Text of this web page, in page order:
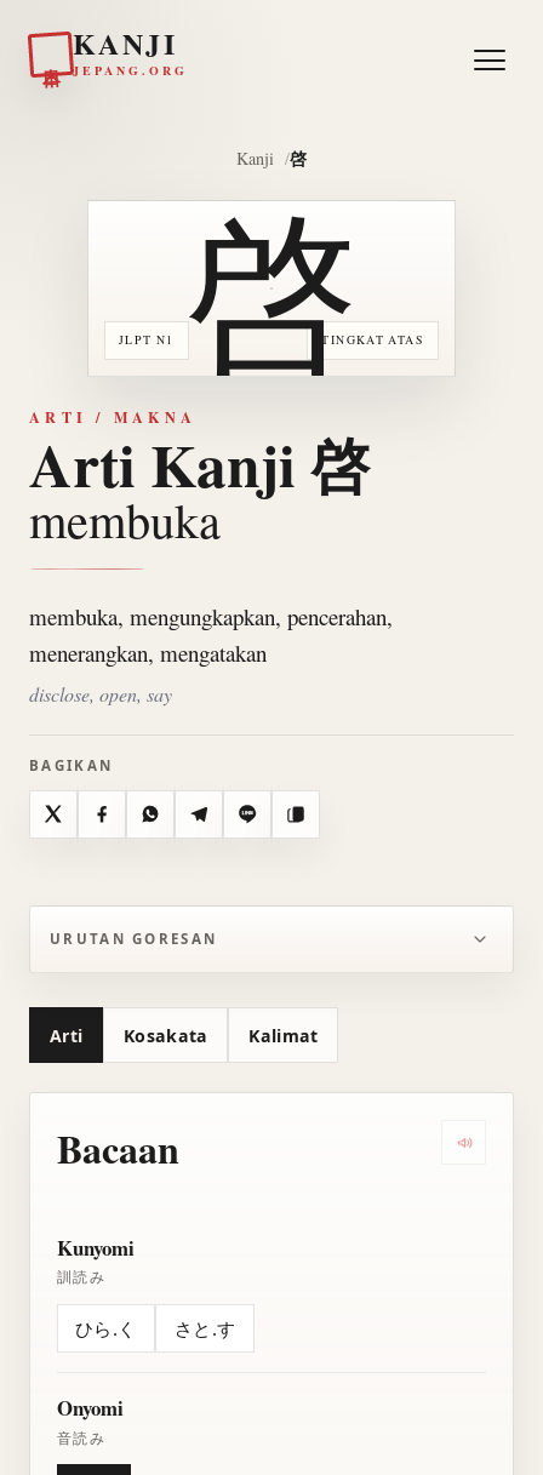
KANJI
JEPANG.ORG
Kanji 啓
JLPT N1 TINGKAT ATAS
啓
ARTI / MAKNA
Arti Kanji 啓
membuka
membuka, mengungkapkan, pencerahan,
menerangkan, mengatakan
disclose, open, say
BAGIKAN
X FacebookWhatsAppTelegramLine Salin
URUTAN GORESAN
Arti Kosakata Kalimat
Bacaan
Kunyomi
訓読み
ひら.く さと.す
Onyomi
音読み